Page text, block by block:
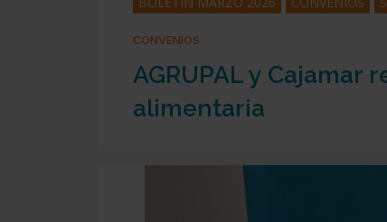
Presiona enter para buscar o ESC para cerrar
CONVENIOS
AGRUPAL y
alimentaria